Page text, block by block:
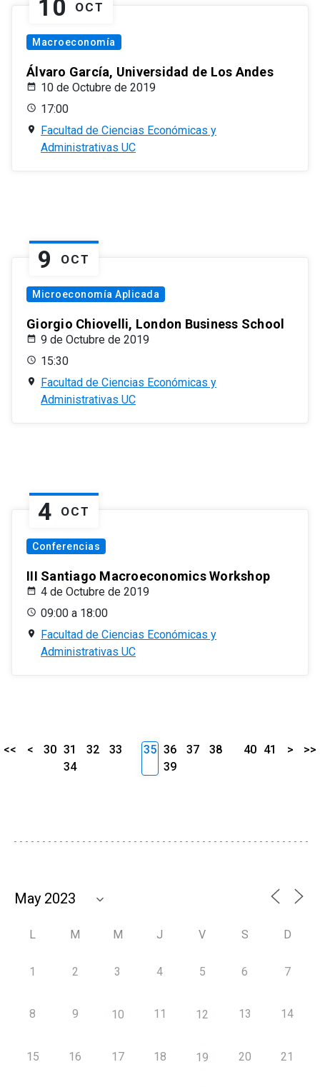
10 OCT
Macroeconomía
Álvaro García, Universidad de Los Andes
10 de Octubre de 2019
17:00
Facultad de Ciencias Económicas y
Administrativas UC
9 OCT
Microeconomía Aplicada
Giorgio Chiovelli, London Business School
9 de Octubre de 2019
15:30
Facultad de Ciencias Económicas y
Administrativas UC
4 OCT
Conferencias
III Santiago Macroeconomics Workshop
4 de Octubre de 2019
09:00 a 18:00
Facultad de Ciencias Económicas y
Administrativas UC
<< < 30 31 32
33
34
35 36 37
38
39
40 41 > >>
L M M J V S D
1 2 3 4 5 6 7
8 9 10 11 12 13 14
15 16 17 18 19 20 21